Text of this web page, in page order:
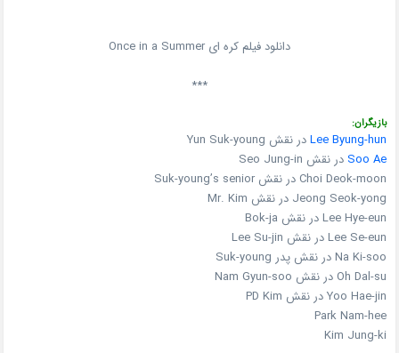
دانلود فیلم کره ای Once in a Summer
***
بازیگران:
Lee Byung-hunدر نقش Yun Suk-young
Soo Aeدر نقش Seo Jung-in
Choi Deok-moon در نقش Suk-young’s senior
Jeong Seok-yong در نقش Mr. Kim
Lee Hye-eun در نقش Bok-ja
Lee Se-eun در نقش Lee Su-jin
Na Ki-soo در نقش پدر Suk-young
Oh Dal-su در نقش Nam Gyun-soo
Yoo Hae-jin در نقش PD Kim
Park Nam-hee
Kim Jung-ki